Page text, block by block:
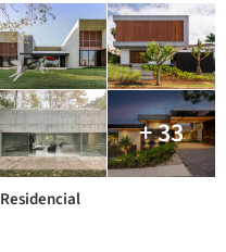
+ 33
Residencial